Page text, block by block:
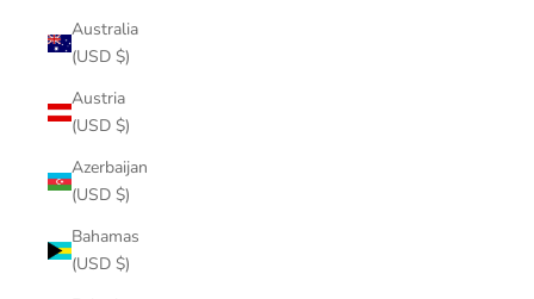
Australia
(USD $)
Austria
(USD $)
Azerbaijan
(USD $)
Bahamas
(USD $)